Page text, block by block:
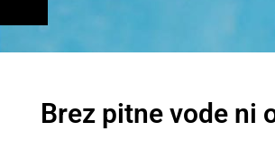
Brez pitne vode ni